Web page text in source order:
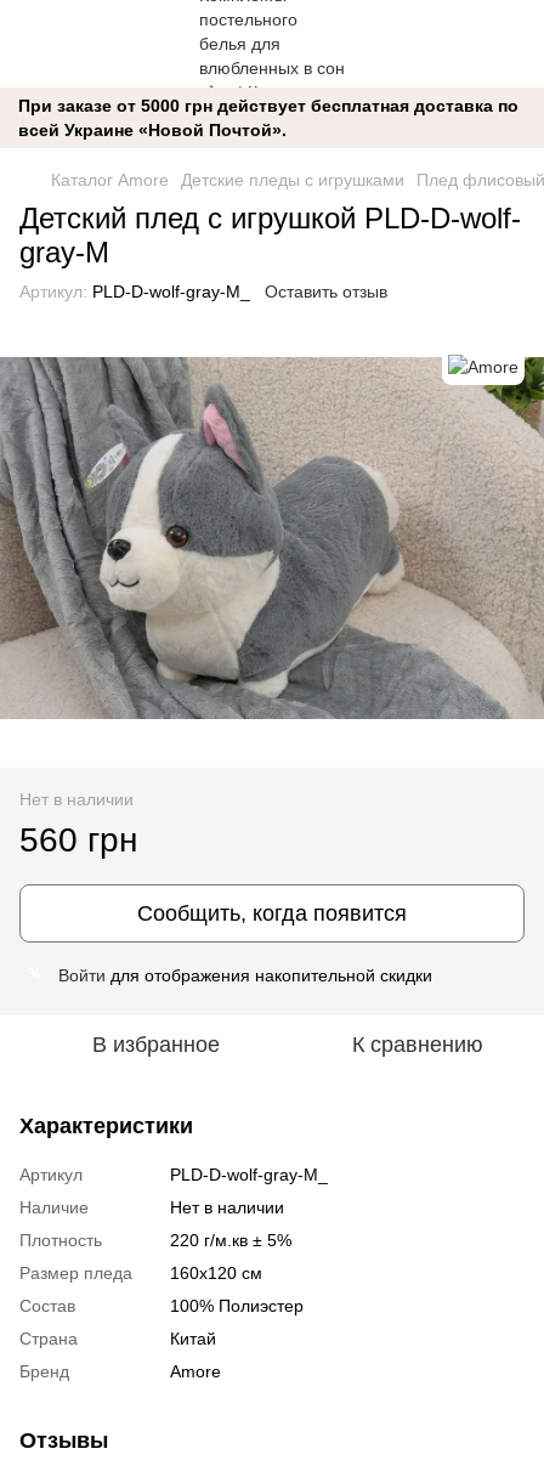
При заказе от 5000 грн действует бесплатная доставка по
всей Украине «Новой Почтой».
Каталог Amore Детские пледы с игрушками Плед флисовый
Детский плед с игрушкой PLD-D-wolf-
gray-M
Артикул: PLD-D-wolf-gray-M_ Оставить отзыв
Нет в наличии
560 грн
Сообщить, когда появится
Войти для отображения накопительной скидки
В избранное К сравнению
Характеристики
Артикул
PLD-D-wolf-gray-M_
Наличие
Нет в наличии
Плотность
220 г/м.кв ± 5%
Размер пледа
160x120 см
Состав
100% Полиэстер
Страна
Китай
Бренд
Amore
Отзывы